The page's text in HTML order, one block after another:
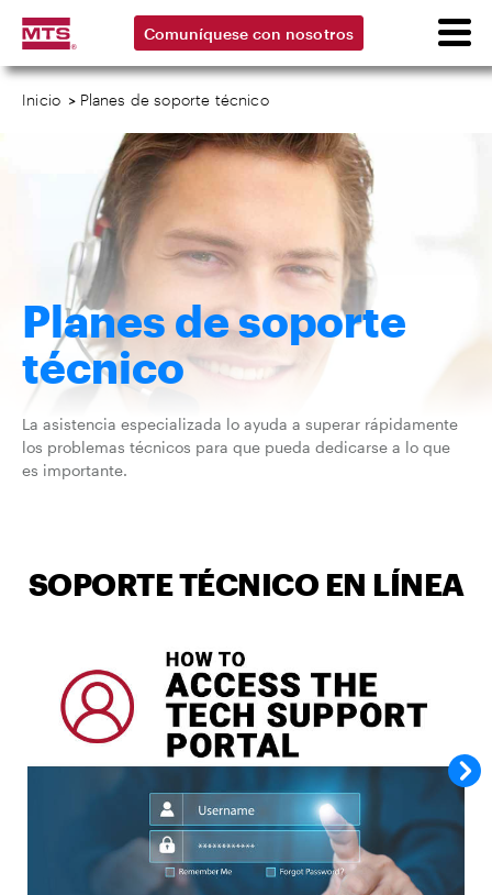
Comuníquese con nosotros
Inicio > Planes de soporte técnico
Planes de soporte
técnico
La asistencia especializada lo ayuda a superar rápidamente
los problemas técnicos para que pueda dedicarse a lo que
es importante.
SOPORTE TÉCNICO EN LÍNEA